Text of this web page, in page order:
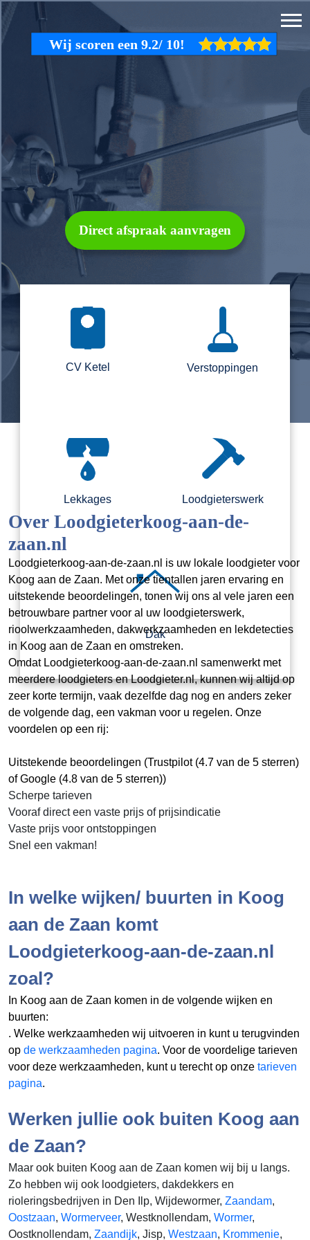
Direct afspraak aanvragen
CV Ketel Verstoppingen
Lekkages Loodgieterswerk
Dak
Over Loodgieterkoog-aan-de-
zaan.nl
Loodgieterkoog-aan-de-zaan.nl is uw lokale loodgieter voor
Koog aan de Zaan. Met onze tientallen jaren ervaring en
uitstekende beoordelingen, tonen wij ons al vele jaren een
betrouwbare partner voor al uw loodgieterswerk,
rioolwerkzaamheden, dakwerkzaamheden en lekdetecties
in Koog aan de Zaan en omstreken.
Omdat Loodgieterkoog-aan-de-zaan.nl samenwerkt met
meerdere loodgieters en Loodgieter.nl, kunnen wij altijd op
zeer korte termijn, vaak dezelfde dag nog en anders zeker
de volgende dag, een vakman voor u regelen. Onze
voordelen op een rij:
Uitstekende beoordelingen (Trustpilot (4.7 van de 5 sterren)
of Google (4.8 van de 5 sterren))
Scherpe tarieven
Vooraf direct een vaste prijs of prijsindicatie
Vaste prijs voor ontstoppingen
Snel een vakman!
In welke wijken/ buurten in Koog
aan de Zaan komt
Loodgieterkoog-aan-de-zaan.nl
zoal?
In Koog aan de Zaan komen in de volgende wijken en
buurten:
. Welke werkzaamheden wij uitvoeren in kunt u terugvinden
op de werkzaamheden pagina. Voor de voordelige tarieven
voor deze werkzaamheden, kunt u terecht op onze tarieven
pagina.
Werken jullie ook buiten Koog aan
de Zaan?
Maar ook buiten Koog aan de Zaan komen wij bij u langs.
Zo hebben wij ook loodgieters, dakdekkers en
rioleringsbedrijven in Den Ilp, Wijdewormer, Zaandam,
Oostzaan, Wormerveer, Westknollendam, Wormer,
Oostknollendam, Zaandijk, Jisp, Westzaan, Krommenie,